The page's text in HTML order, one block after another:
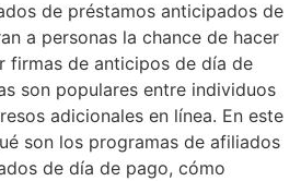
de préstamos anticipados de
a personas la chance de hacer
firmas de anticipos de día de
son populares entre individuos
adicionales en línea. En este
son los programas de afiliados
de día de pago, cómo